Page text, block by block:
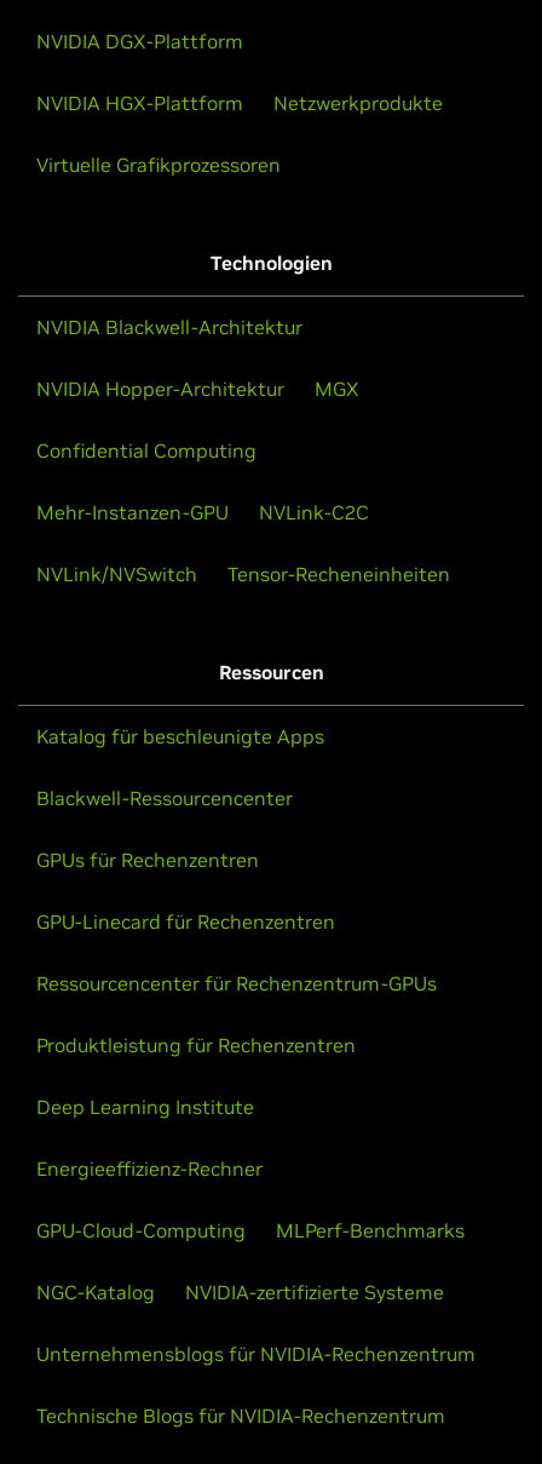
NVIDIA DGX-Plattform
NVIDIA HGX-Plattform Netzwerkprodukte
Virtuelle Grafikprozessoren
Technologien
NVIDIA Blackwell-Architektur
NVIDIA Hopper-Architektur MGX
Confidential Computing
Mehr-Instanzen-GPU NVLink-C2C
NVLink/NVSwitch Tensor-Recheneinheiten
Ressourcen
Katalog für beschleunigte Apps
Blackwell-Ressourcencenter
GPUs für Rechenzentren
GPU-Linecard für Rechenzentren
Ressourcencenter für Rechenzentrum-GPUs
Produktleistung für Rechenzentren
Deep Learning Institute
Energieeffizienz-Rechner
GPU-Cloud-Computing MLPerf-Benchmarks
NGC-Katalog NVIDIA-zertifizierte Systeme
Unternehmensblogs für NVIDIA-Rechenzentrum
Technische Blogs für NVIDIA-Rechenzentrum